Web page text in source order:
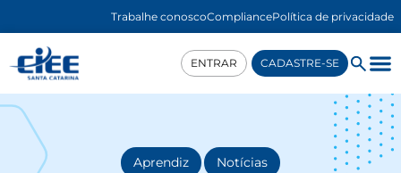
Trabalhe conoscoCompliancePolítica de privacidade
ENTRAR CADASTRE-SE
Aprendiz , Notícias